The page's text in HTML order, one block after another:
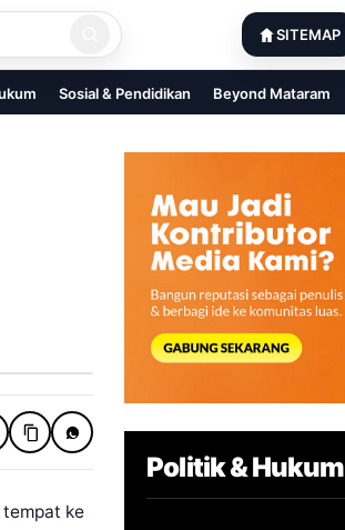
SITEMAP
Sosial & Pendidikan Beyond Mataram
tempat ke
Politik & Hukum